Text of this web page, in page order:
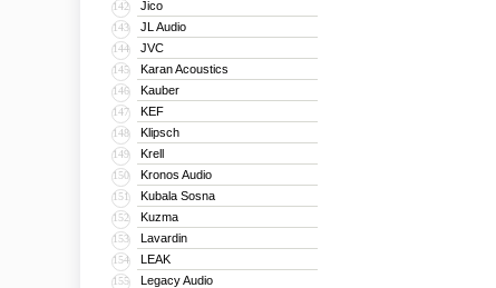
142 Jico
143 JL Audio
144 JVC
145 Karan Acoustics
146 Kauber
147 KEF
148 Klipsch
149 Krell
150 Kronos Audio
151 Kubala Sosna
152 Kuzma
153 Lavardin
154 LEAK
155 Legacy Audio